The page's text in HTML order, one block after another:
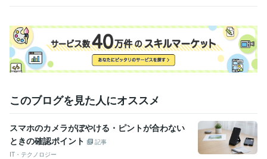
ガス溶接技能者 取得年 : 1980年
得意分野
学習指導・資格・キャリア相談 オートバイの整備
学歴
このブログを見た人にオススメ
スマホのカメラがぼやける・ピントが合わない
ときの確認ポイント
記事
IT・テクノロジー